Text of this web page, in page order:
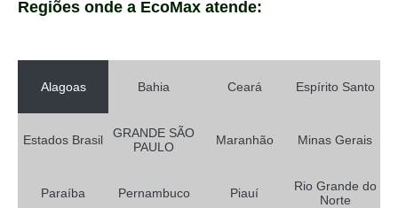
Regiões onde a EcoMax atende:
Alagoas Bahia Ceará Espírito Santo
Estados Brasil
GRANDE SÃO
PAULO
Maranhão Minas Gerais
Paraíba Pernambuco Piauí
Rio Grande do
Norte